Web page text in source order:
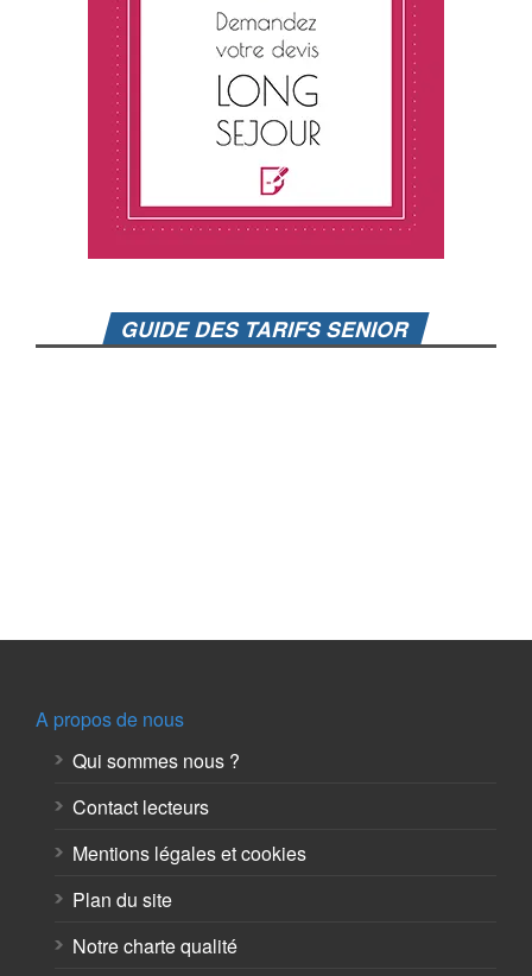
GUIDE DES TARIFS SENIOR
A propos de nous
Qui sommes nous ?
Contact lecteurs
Mentions légales et cookies
Plan du site
Notre charte qualité